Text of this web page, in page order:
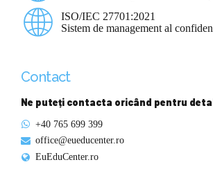
ISO/IEC 27701:2021
Sistem de management al
Contact
Ne puteți contacta oricând pentru
+40 765 699 399
office@eueducenter.ro
EuEduCenter.ro